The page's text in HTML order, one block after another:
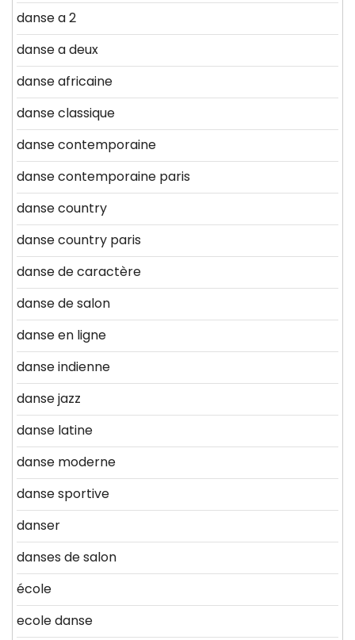
danse a 2
danse a deux
danse africaine
danse classique
danse contemporaine
danse contemporaine paris
danse country
danse country paris
danse de caractère
danse de salon
danse en ligne
danse indienne
danse jazz
danse latine
danse moderne
danse sportive
danser
danses de salon
école
ecole danse